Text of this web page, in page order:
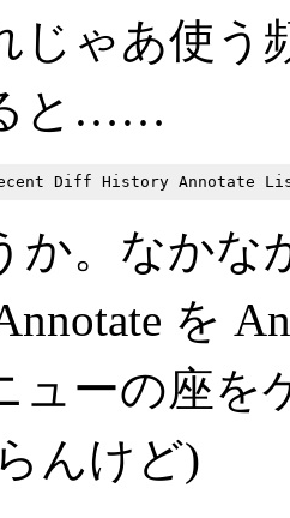
じゃあ使う
と……
か。なかな
を
ューの座を
んけど)